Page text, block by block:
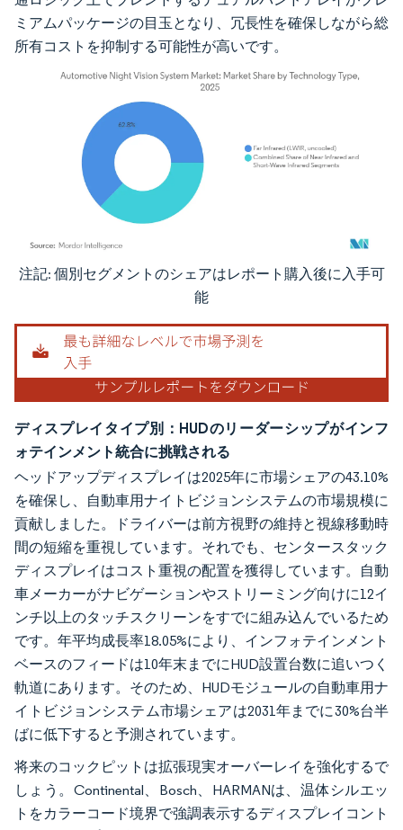
ミアムパッケージの目玉となり、冗長性を確保しながら総
所有コストを抑制する可能性が高いです。
画像 © Mordor Intelligence。再利用にはCC BY 4.0の表示が必要です。
注記: 個別セグメントのシェアはレポート購入後に入手可
能
ディスプレイタイプ別：HUDのリーダーシップがインフ
ォテインメント統合に挑戦される
ヘッドアップディスプレイは2025年に市場シェアの43.10%
を確保し、自動車用ナイトビジョンシステムの市場規模に
貢献しました。ドライバーは前方視野の維持と視線移動時
間の短縮を重視しています。それでも、センタースタック
ディスプレイはコスト重視の配置を獲得しています。自動
車メーカーがナビゲーションやストリーミング向けに12イ
ンチ以上のタッチスクリーンをすでに組み込んでいるため
です。年平均成長率18.05%により、インフォテインメント
ベースのフィードは10年末までにHUD設置台数に追いつく
軌道にあります。そのため、HUDモジュールの自動車用ナ
イトビジョンシステム市場シェアは2031年までに30%台半
ばに低下すると予測されています。
将来のコックピットは拡張現実オーバーレイを強化するで
しょう。Continental、Bosch、HARMANは、温体シルエッ
トをカラーコード境界で強調表示するディスプレイコント